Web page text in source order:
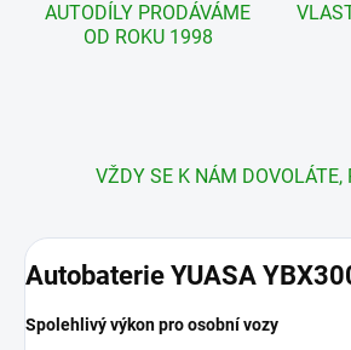
AUTODÍLY PRODÁVÁME
OD ROKU 1998
VŽDY SE K NÁM DOVOLÁTE,
Autobaterie YUASA
Spolehlivý výkon pro osobní vozy